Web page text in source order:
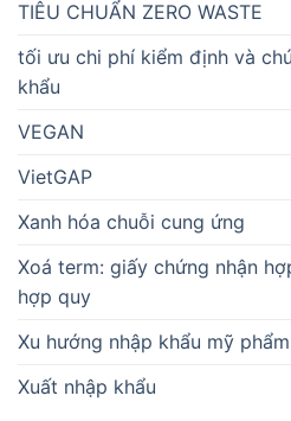
TIÊU CHUẨN ZERO WASTE
tối ưu chi phí kiểm định và
khẩu
VEGAN
VietGAP
Xanh hóa chuỗi cung ứng
Xoá term: giấy chứng nhận
hợp quy
Xu hướng nhập khẩu mỹ phẩm
Xuất nhập khẩu